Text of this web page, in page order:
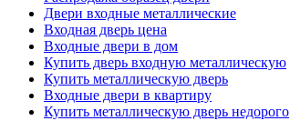
Двери входные металлические
Входная дверь цена
Входные двери в дом
Купить дверь входную металлическую
Купить металлическую дверь
Входные двери в квартиру
Купить металлическую дверь недорого